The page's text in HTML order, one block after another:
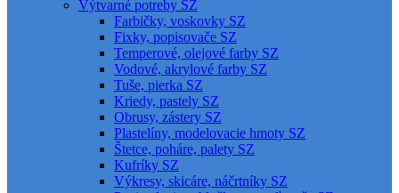
Výtvarné potreby SZ
Farbičky, voskovky SZ
Fixky, popisovače SZ
Temperové, olejové farby SZ
Vodové, akrylové farby SZ
Tuše, pierka SZ
Kriedy, pastely SZ
Obrusy, zástery SZ
Plastelíny, modelovacie hmoty SZ
Štetce, poháre, palety SZ
Kufríky SZ
Výkresy, skicáre, náčrtníky SZ